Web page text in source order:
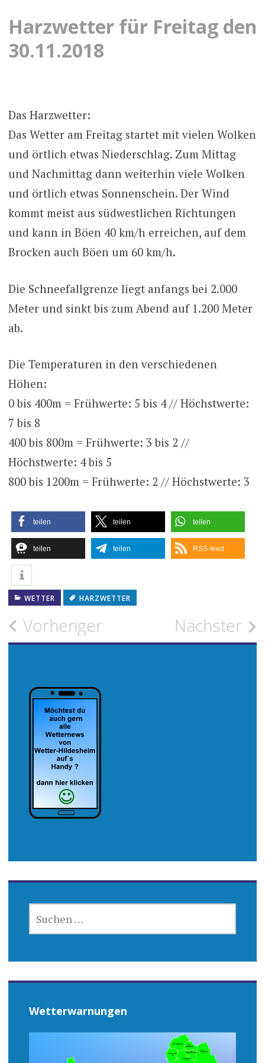
Harzwetter für Freitag den
30.11.2018
Das Harzwetter:
Das Wetter am Freitag startet mit vielen Wolken
und örtlich etwas Niederschlag. Zum Mittag
und Nachmittag dann weiterhin viele Wolken
und örtlich etwas Sonnenschein. Der Wind
kommt meist aus südwestlichen Richtungen
und kann in Böen 40 km/h erreichen, auf dem
Brocken auch Böen um 60 km/h.
Die Schneefallgrenze liegt anfangs bei 2.000
Meter und sinkt bis zum Abend auf 1.200 Meter
ab.
Die Temperaturen in den verschiedenen
Höhen:
0 bis 400m = Frühwerte: 5 bis 4 // Höchstwerte:
7 bis 8
400 bis 800m = Frühwerte: 3 bis 2 //
Höchstwerte: 4 bis 5
800 bis 1200m = Frühwerte: 2 // Höchstwerte: 3
teilen teilen teilen
teilen teilen RSS-feed
WETTER HARZWETTER
Beitragsnavigation
Vorheriger Nächster
NACH:
Wetterwarnungen